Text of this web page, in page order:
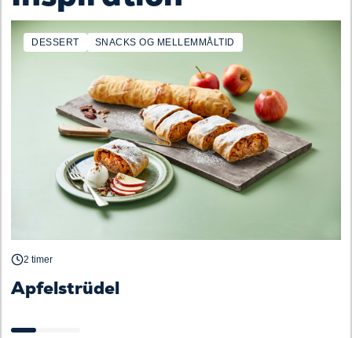
DESSERT SNACKS OG MELLEMMÅLTID
2 timer
Apfelstrüdel